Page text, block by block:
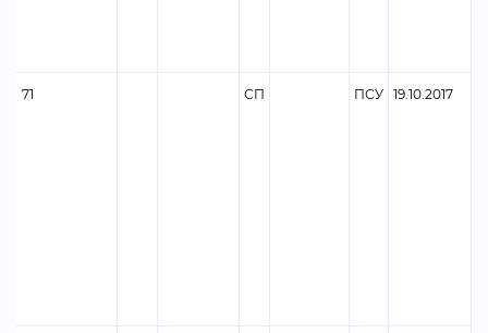
71 СП ПСУ 19.10.2017